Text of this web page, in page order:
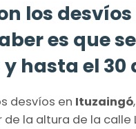
los
es que
y hasta el
desvíos en Ituzaingó
de la altura de la